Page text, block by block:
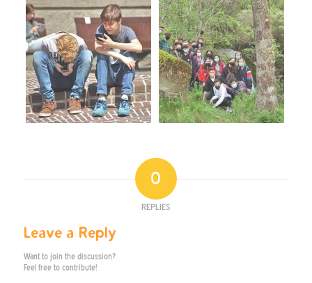
0
REPLIES
Leave a Reply
Want to join the discussion?
Feel free to contribute!